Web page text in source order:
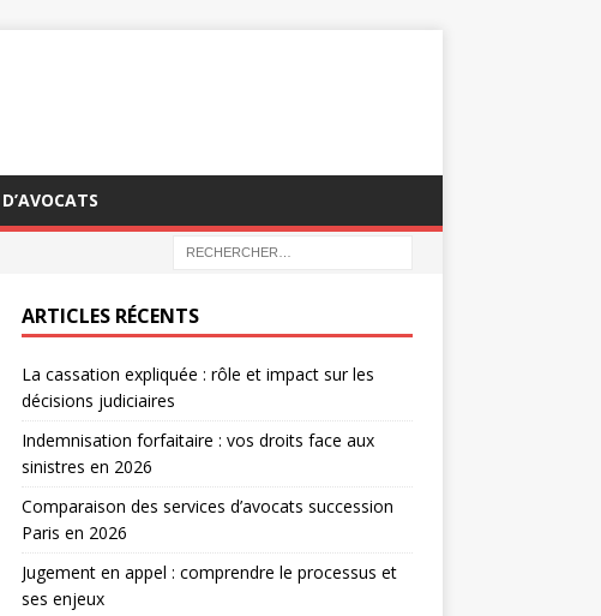
ARTICLES RÉCENTS
La cassation expliquée : rôle et impact sur les
décisions judiciaires
Indemnisation forfaitaire : vos droits face aux
sinistres en 2026
Comparaison des services d’avocats succession
Paris en 2026
Jugement en appel : comprendre le processus et
ses enjeux